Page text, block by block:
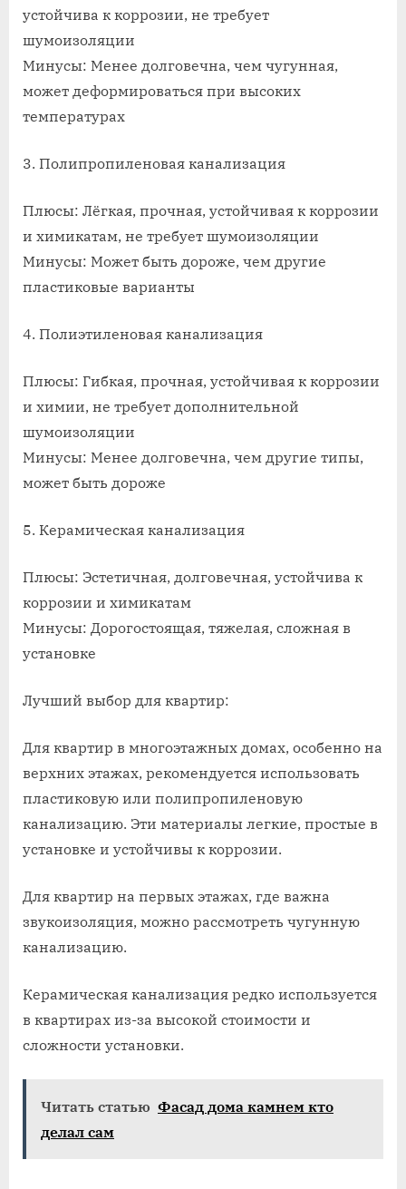
устойчива к коррозии, не требует
шумоизоляции
Минусы: Менее долговечна, чем чугунная,
может деформироваться при высоких
температурах
3. Полипропиленовая канализация
Плюсы: Лёгкая, прочная, устойчивая к коррозии
и химикатам, не требует шумоизоляции
Минусы: Может быть дороже, чем другие
пластиковые варианты
4. Полиэтиленовая канализация
Плюсы: Гибкая, прочная, устойчивая к коррозии
и химии, не требует дополнительной
шумоизоляции
Минусы: Менее долговечна, чем другие типы,
может быть дороже
5. Керамическая канализация
Плюсы: Эстетичная, долговечная, устойчива к
коррозии и химикатам
Минусы: Дорогостоящая, тяжелая, сложная в
установке
Лучший выбор для квартир:
Для квартир в многоэтажных домах, особенно на
верхних этажах, рекомендуется использовать
пластиковую или полипропиленовую
канализацию. Эти материалы легкие, простые в
установке и устойчивы к коррозии.
Для квартир на первых этажах, где важна
звукоизоляция, можно рассмотреть чугунную
канализацию.
Керамическая канализация редко используется
в квартирах из-за высокой стоимости и
сложности установки.
Читать статью Фасад дома камнем кто
делал сам